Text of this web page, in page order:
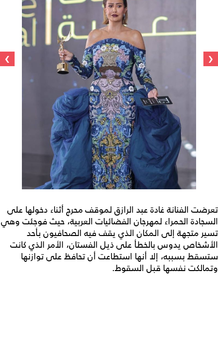
‹
›
تعرضت الفنانة غادة عبد الرازق لموقف محرج أثناء دخولها على
السجادة الحمراء لمهرجان الفضائيات العربية، حيث فوجئت وهي
تسير متجهة إلى المكان الذي يقف فيه الصحافيون بأحد
الأشخاص يدوس بالخطأ على ذيل الفستان، الأمر الذي كانت
ستسقط بسببه، إلا أنها استطاعت أن تحافظ على توازنها
وتمالكت نفسها قبل السقوط.